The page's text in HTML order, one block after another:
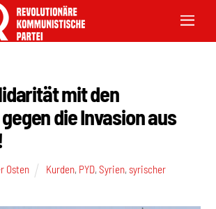
mit den
die Invasion aus
Osten Kurden, PYD,Syrien, syrischer